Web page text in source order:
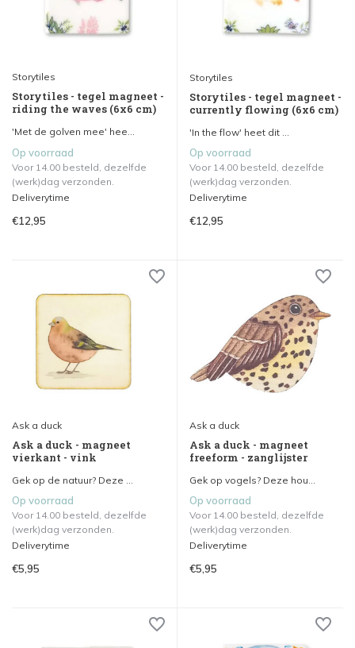
Storytiles
Storytiles - tegel magneet -
riding the waves (6x6 cm)
'Met de golven mee' hee...
Op voorraad
Voor 14.00 besteld, dezelfde
(werk)dag verzonden.
Deliverytime
€12,95
Storytiles
Storytiles - tegel magneet -
currently flowing (6x6 cm)
'In the flow' heet dit ...
Op voorraad
Voor 14.00 besteld, dezelfde
(werk)dag verzonden.
Deliverytime
€12,95
Ask a duck
Ask a duck - magneet
vierkant - vink
Gek op de natuur? Deze ...
Op voorraad
Voor 14.00 besteld, dezelfde
(werk)dag verzonden.
Deliverytime
€5,95
Ask a duck
Ask a duck - magneet
freeform - zanglijster
Gek op vogels? Deze hou...
Op voorraad
Voor 14.00 besteld, dezelfde
(werk)dag verzonden.
Deliverytime
€5,95